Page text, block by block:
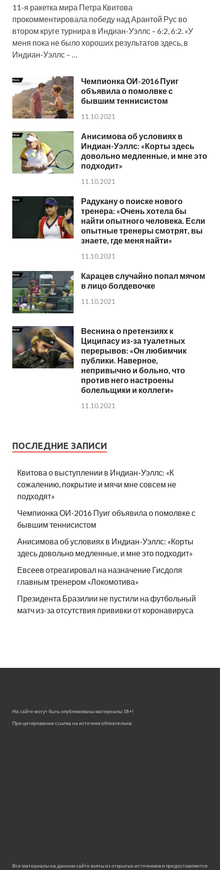
11-я ракетка мира Петра Квитова
прокомментировала победу над Арантой Рус во
втором круге турнира в Индиан-Уэллс – 6:2, 6:2. «У
меня пока не было хороших результатов здесь, в
Индиан-Уэллс – …
Чемпионка ОИ-2016 Пуиг
объявила о помолвке с
бывшим теннисистом
11.10.2021
Анисимова об условиях в
Индиан-Уэллс: «Корты здесь
довольно медленные, и мне это
подходит»
11.10.2021
Радукану о поиске нового
тренера: «Очень хотела бы
найти опытного человека. Если
опытные тренеры смотрят, вы
знаете, где меня найти»
11.10.2021
Карацев случайно попал мячом
в лицо болдевочке
11.10.2021
Веснина о претензиях к
Циципасу из-за туалетных
перерывов: «Он любимчик
публики. Наверное,
непривычно и больно, что
против него настроены
болельщики и коллеги»
11.10.2021
ПОСЛЕДНИЕ ЗАПИСИ
Квитова о выступлении в Индиан-Уэллс: «К
сожалению, покрытие и мячи мне совсем не
подходят»
Чемпионка ОИ-2016 Пуиг объявила о помолвке с
бывшим теннисистом
Анисимова об условиях в Индиан-Уэллс: «Корты
здесь довольно медленные, и мне это подходит»
Евсеев отреагировал на назначение Гисдоля
главным тренером «Локомотива»
Президента Бразилии не пустили на футбольный
матч из-за отсутствия прививки от коронавируса
На сайте могут быть опубликованы материалы 18+!
При цитировании ссылка на источник обязательна.
Все материалы на данном сайте взяты из открытых источников и предоставляются